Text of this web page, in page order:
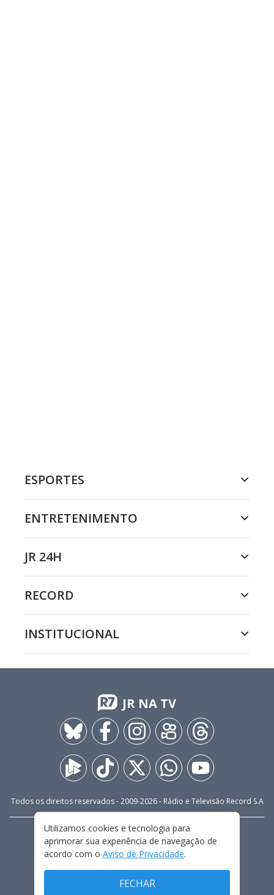
ESPORTES
ENTRETENIMENTO
JR 24H
RECORD
INSTITUCIONAL
JR NA TV
Todos os direitos reservados - 2009-2026- Rádio e Televisão Record S.A
FALE CONOSCO
PRIVACIDADE
TERMOS E CONDIÇÕES DE USO
Utilizamos cookies e tecnologia para
aprimorar sua experiência de navegação de
acordo com o Aviso de Privacidade.
FECHAR